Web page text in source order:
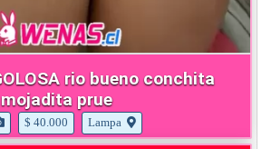
rio bueno conchita
mojadita prue
$ 40.000 Lampa